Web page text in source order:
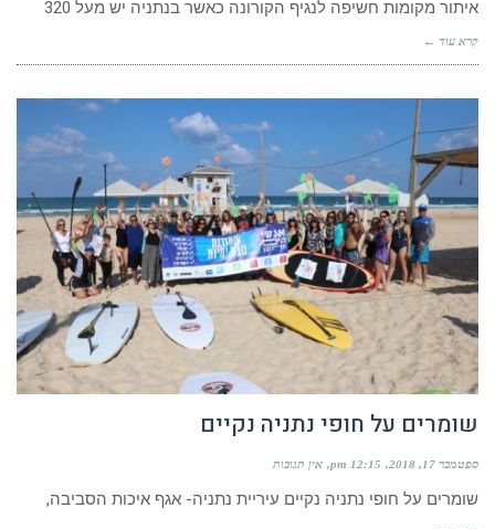
קרא עוד ←
שומרים על חופי נתניה נקיים
ספטמבר 17, 2018 12:15 pm אין תגובות
שומרים על חופי נתניה נקיים עיריית נתניה- אגף איכות הסביבה,
קרא עוד ←